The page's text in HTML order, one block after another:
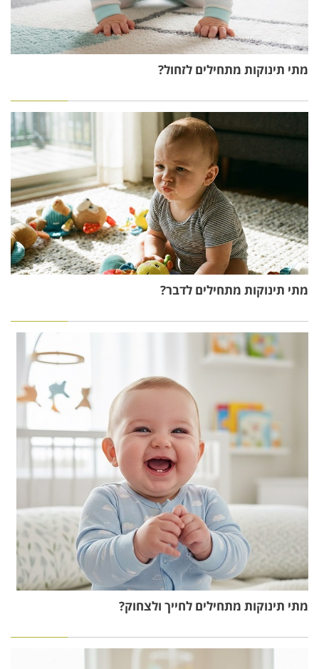
מתי תינוקות מתחילים לזחול?
מתי תינוקות מתחילים לדבר?
מתי תינוקות מתחילים לחייך ולצחוק?